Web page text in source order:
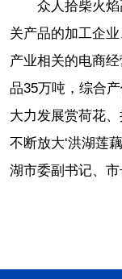
众人拾柴火
关产品的加工企
产业相关的电商
品35万吨，综合
大力发展赏荷花
不断放大‘洪湖莲
湖市委副书记、市